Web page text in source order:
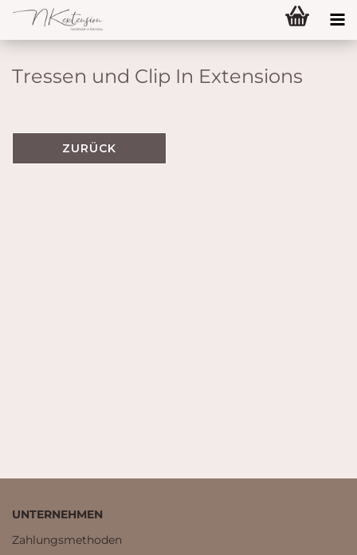
Tressen und Clip In Extensions
ZURÜCK
UNTERNEHMEN
Zahlungsmethoden